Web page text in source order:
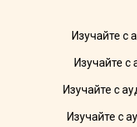
Изучайте с
Изучайте с
Изучайте с
Изучайте с